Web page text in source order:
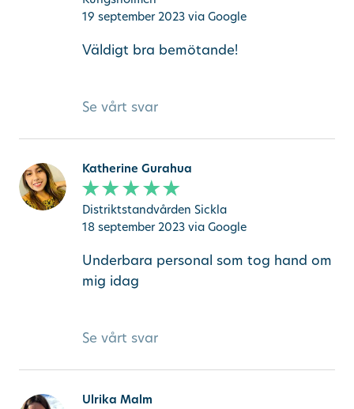
19 september 2023 via Google
Väldigt bra bemötande!
Se vårt svar
Katherine Gurahua
Distriktstandvården Sickla
18 september 2023 via Google
Underbara personal som tog hand om
mig idag
Se vårt svar
Ulrika Malm